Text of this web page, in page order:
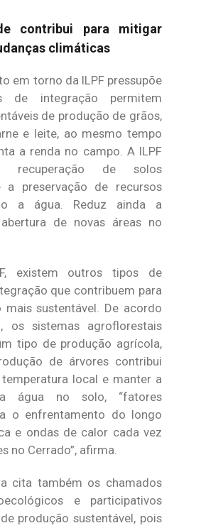
contribui para mitigar
climáticas
em torno da ILPF pressupõe
de integração permitem
de produção de grãos,
e leite, ao mesmo tempo
a renda no campo. A ILPF
recuperação de solos
a preservação de recursos
a água. Reduz ainda a
de novas áreas no
existem outros tipos de
que contribuem para
mais sustentável. De acordo
os sistemas agroflorestais
tipo de produção agrícola,
de árvores contribui
local e manter a
água no solo, “fatores
o enfrentamento do longo
e ondas de calor cada vez
no Cerrado”, afirma.
cita também os chamados
e participativos
produção sustentável, pois